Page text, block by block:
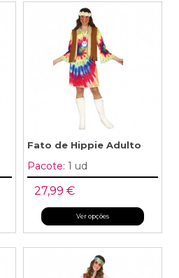
Fato de Hippie Adulto
Pacote: 1 ud
27,99 €
Ver opções